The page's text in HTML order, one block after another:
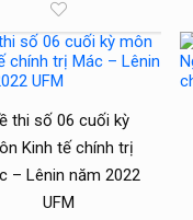
thi số 06 cuối kỳ
Kinh tế chính trị
– Lênin năm 2022
UFM